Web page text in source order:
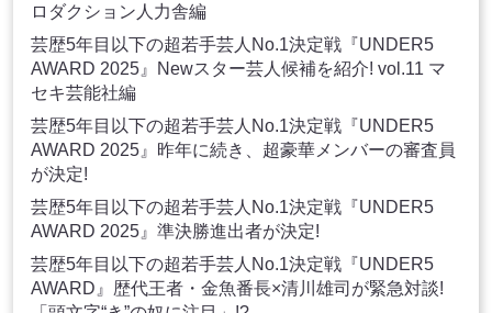
ロダクション人力舎編
芸歴5年目以下の超若手芸人No.1決定戦『UNDER5
AWARD 2025』Newスター芸人候補を紹介! vol.11 マ
セキ芸能社編
芸歴5年目以下の超若手芸人No.1決定戦『UNDER5
AWARD 2025』昨年に続き、超豪華メンバーの審査員
が決定!
芸歴5年目以下の超若手芸人No.1決定戦『UNDER5
AWARD 2025』準決勝進出者が決定!
芸歴5年目以下の超若手芸人No.1決定戦『UNDER5
AWARD』歴代王者・金魚番長×清川雄司が緊急対談!